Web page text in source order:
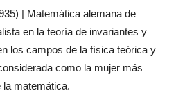
| Matemática alemana de
en la teoría de invariantes y
los campos de la física teórica y
como la mujer más
la matemática.